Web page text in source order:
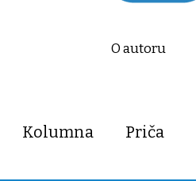
O autoru
Kolumna Priča